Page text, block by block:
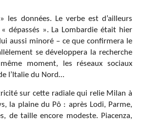
données. Le verbe est d’ailleurs
dépassés ». La Lombardie était hier
aussi minoré – ce que confirmera le
se développera la recherche
moment, les réseaux sociaux
l’Italie du Nord…
sur cette radiale qui relie Milan à
la plaine du Pô : après Lodi, Parme,
de taille encore modeste. Piacenza,